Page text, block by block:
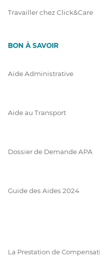
Travailler chez Click&Care
BON À SAVOIR
Aide Administrative
Aide au Transport
Dossier de Demande APA
Guide des Aides 2024
La Prestation de